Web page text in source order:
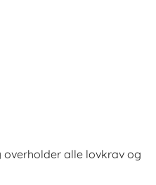
overholder alle lovkrav og